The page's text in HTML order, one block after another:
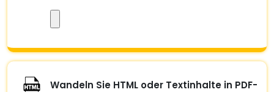
Wandeln Sie HTML oder Textinhalte in PDF-